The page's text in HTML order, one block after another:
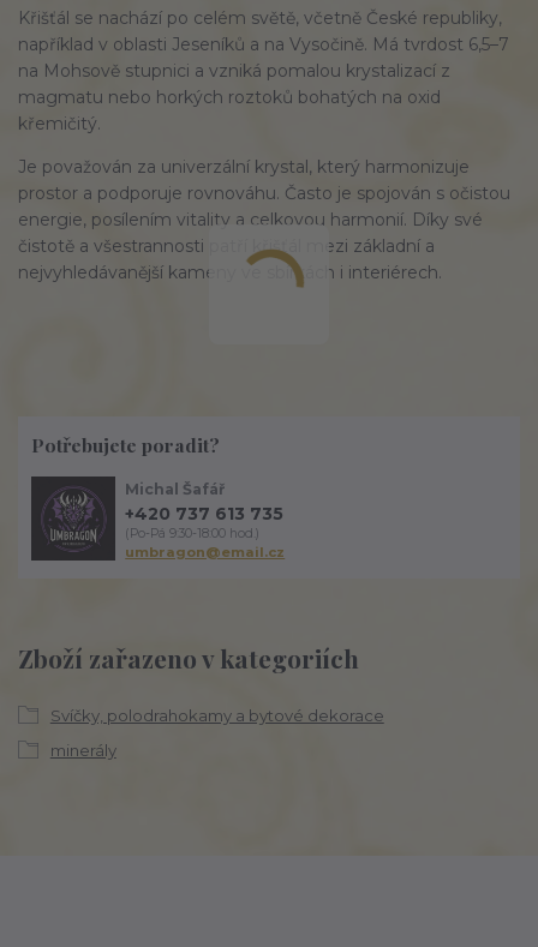
Křišťál se nachází po celém světě, včetně České republiky,
například v oblasti Jeseníků a na Vysočině. Má tvrdost 6,5–7
na Mohsově stupnici a vzniká pomalou krystalizací z
magmatu nebo horkých roztoků bohatých na oxid
křemičitý.
Je považován za univerzální krystal, který harmonizuje
prostor a podporuje rovnováhu. Často je spojován s očistou
energie, posílením vitality a celkovou harmonií. Díky své
čistotě a všestrannosti patří křišťál mezi základní a
nejvyhledávanější kameny ve sbírkách i interiérech.
Zboží zařazeno v kategoriích
Svíčky, polodrahokamy a bytové dekorace
minerály
Potřebujete poradit?
Michal Šafář
+420 737 613 735
(Po-Pá 9:30-18:00 hod.)
umbragon@email.cz